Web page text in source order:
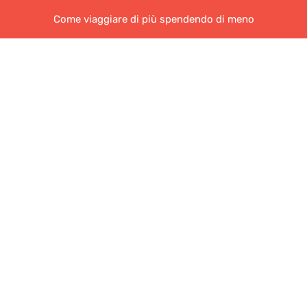
Come viaggiare di più spendendo di meno